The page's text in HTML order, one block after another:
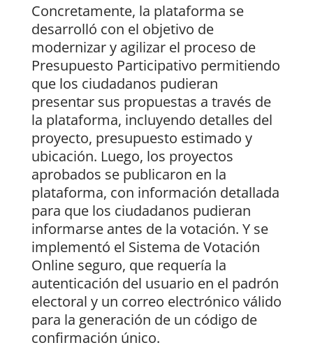
Concretamente, la plataforma se
desarrolló con el objetivo de
modernizar y agilizar el proceso de
Presupuesto Participativo permitiendo
que los ciudadanos pudieran
presentar sus propuestas a través de
la plataforma, incluyendo detalles del
proyecto, presupuesto estimado y
ubicación. Luego, los proyectos
aprobados se publicaron en la
plataforma, con información detallada
para que los ciudadanos pudieran
informarse antes de la votación. Y se
implementó el Sistema de Votación
Online seguro, que requería la
autenticación del usuario en el padrón
electoral y un correo electrónico válido
para la generación de un código de
confirmación único.